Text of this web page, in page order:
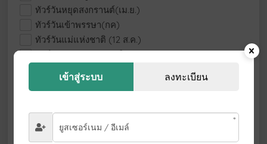
ทัวร์วันหยุดสงกรานต์(เม.ย.)
ทัวร์วันเข้าพรรษา(กค)
ทัวร์วันแม่แห่งชาติ (12 ส.ค.)
ทัวร์วันแรงงานแห่งชาติ(1พค)
บริการวีซ่า
พรีเมี่ยม
วันรัฐธรรมนูญ (10 ธ.ค.)
เข้าสู่ระบบ ลงทะเบียน